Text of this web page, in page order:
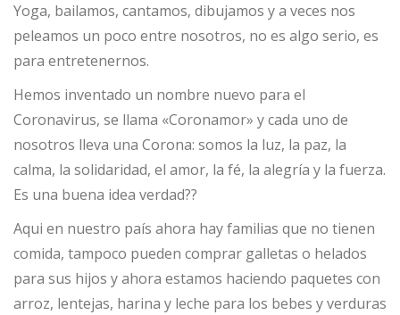
Yoga, bailamos, cantamos, dibujamos y a veces nos
peleamos un poco entre nosotros, no es algo serio, es
para entretenernos.
Hemos inventado un nombre nuevo para el
Coronavirus, se llama «Coronamor» y cada uno de
nosotros lleva una Corona: somos la luz, la paz, la
calma, la solidaridad, el amor, la fé, la alegría y la fuerza.
Es una buena idea verdad??
Aqui en nuestro país ahora hay familias que no tienen
comida, tampoco pueden comprar galletas o helados
para sus hijos y ahora estamos haciendo paquetes con
arroz, lentejas, harina y leche para los bebes y verduras